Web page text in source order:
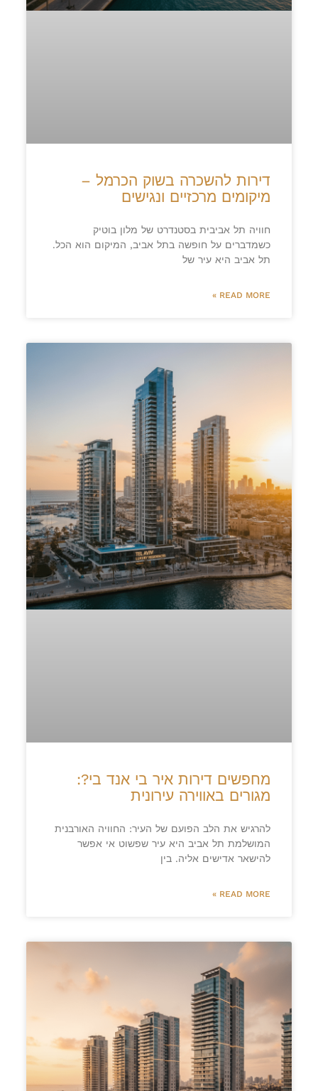
דירות להשכרה בשוק הכרמל –
מיקומים מרכזיים ונגישים
חוויה תל אביבית בסטנדרט של מלון בוטיק
כשמדברים על חופשה בתל אביב, המיקום הוא הכל.
תל אביב היא עיר של
READ MORE »
מחפשים דירות איר בי אנד בי?:
מגורים באווירה עירונית
להרגיש את הלב הפועם של העיר: החוויה האורבנית
המושלמת תל אביב היא עיר שפשוט אי אפשר
להישאר אדישים אליה. בין
READ MORE »